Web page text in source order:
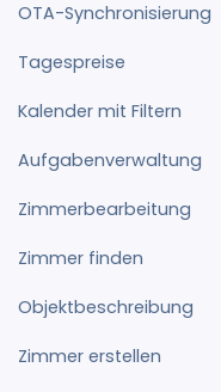
OTA-Synchronisierung
Tagespreise
Kalender mit Filtern
Aufgabenverwaltung
Zimmerbearbeitung
Zimmer finden
Objektbeschreibung
Zimmer erstellen